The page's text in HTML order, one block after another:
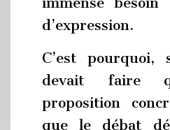
d’expression.
C’est
devait faire
proposition
que le débat